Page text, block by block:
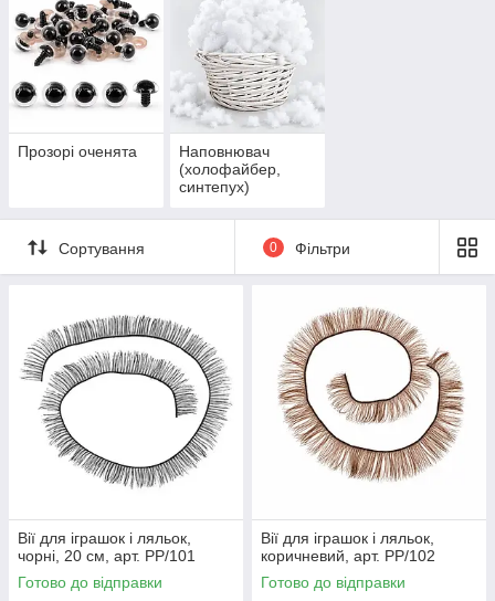
Прозорі оченята
Наповнювач
(холофайбер,
синтепух)
Сортування 0 Фільтри
Вії для іграшок і ляльок,
чорні, 20 см, арт. РР/101
Готово до відправки
Вії для іграшок і ляльок,
коричневий, арт. РР/102
Готово до відправки